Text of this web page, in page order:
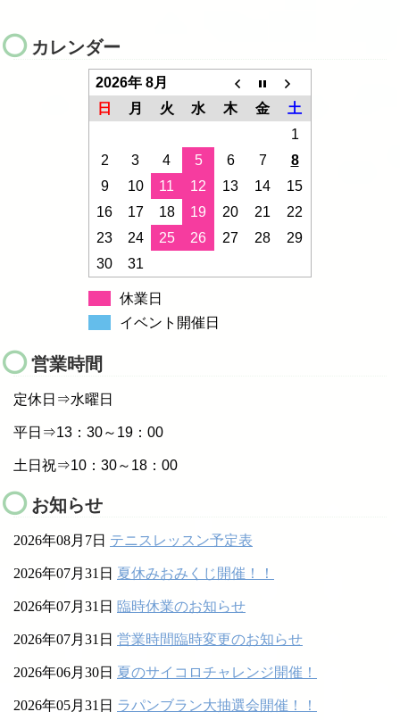
カレンダー
2026年 8月
日
月 火 水 木 金
土
1
2
3 4 5 6 7
8
9
10 11 12 13 14
15
16
17 18 19 20 21
22
23
24 25 26 27 28
29
30
31
休業日
イベント開催日
営業時間
定休日⇒水曜日
平日⇒13：30～19：00
土日祝⇒10：30～18：00
お知らせ
2026年08月7日 テニスレッスン予定表
2026年07月31日 夏休みおみくじ開催！！
2026年07月31日 臨時休業のお知らせ
2026年07月31日 営業時間臨時変更のお知らせ
2026年06月30日 夏のサイコロチャレンジ開催！
2026年05月31日 ラパンブラン大抽選会開催！！